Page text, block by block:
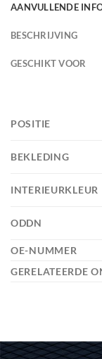
AANVULLENDE
BESCHRIJVING
GESCHIKT VOOR
POSITIE
BEKLEDING
INTERIEURKLEUR
ODDN
OE-NUMMER
GERELATEERDE